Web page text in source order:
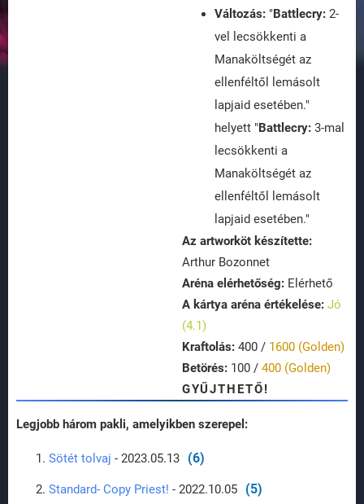
Változás: "Battlecry: 2-
vel lecsökkenti a
Manaköltségét az
ellenféltől lemásolt
lapjaid esetében."
helyett "Battlecry: 3-mal
lecsökkenti a
Manaköltségét az
ellenféltől lemásolt
lapjaid esetében."
Az artworköt készítette:
Arthur Bozonnet
Aréna elérhetőség: Elérhető
A kártya aréna értékelése: Jó
(4.1)
Kraftolás: 400 / 1600 (Golden)
Betörés: 100 / 400 (Golden)
GYŰJTHETŐ!
Legjobb három pakli, amelyikben szerepel:
Sötét tolvaj - 2023.05.13 (6)
Standard- Copy Priest! - 2022.10.05 (5)